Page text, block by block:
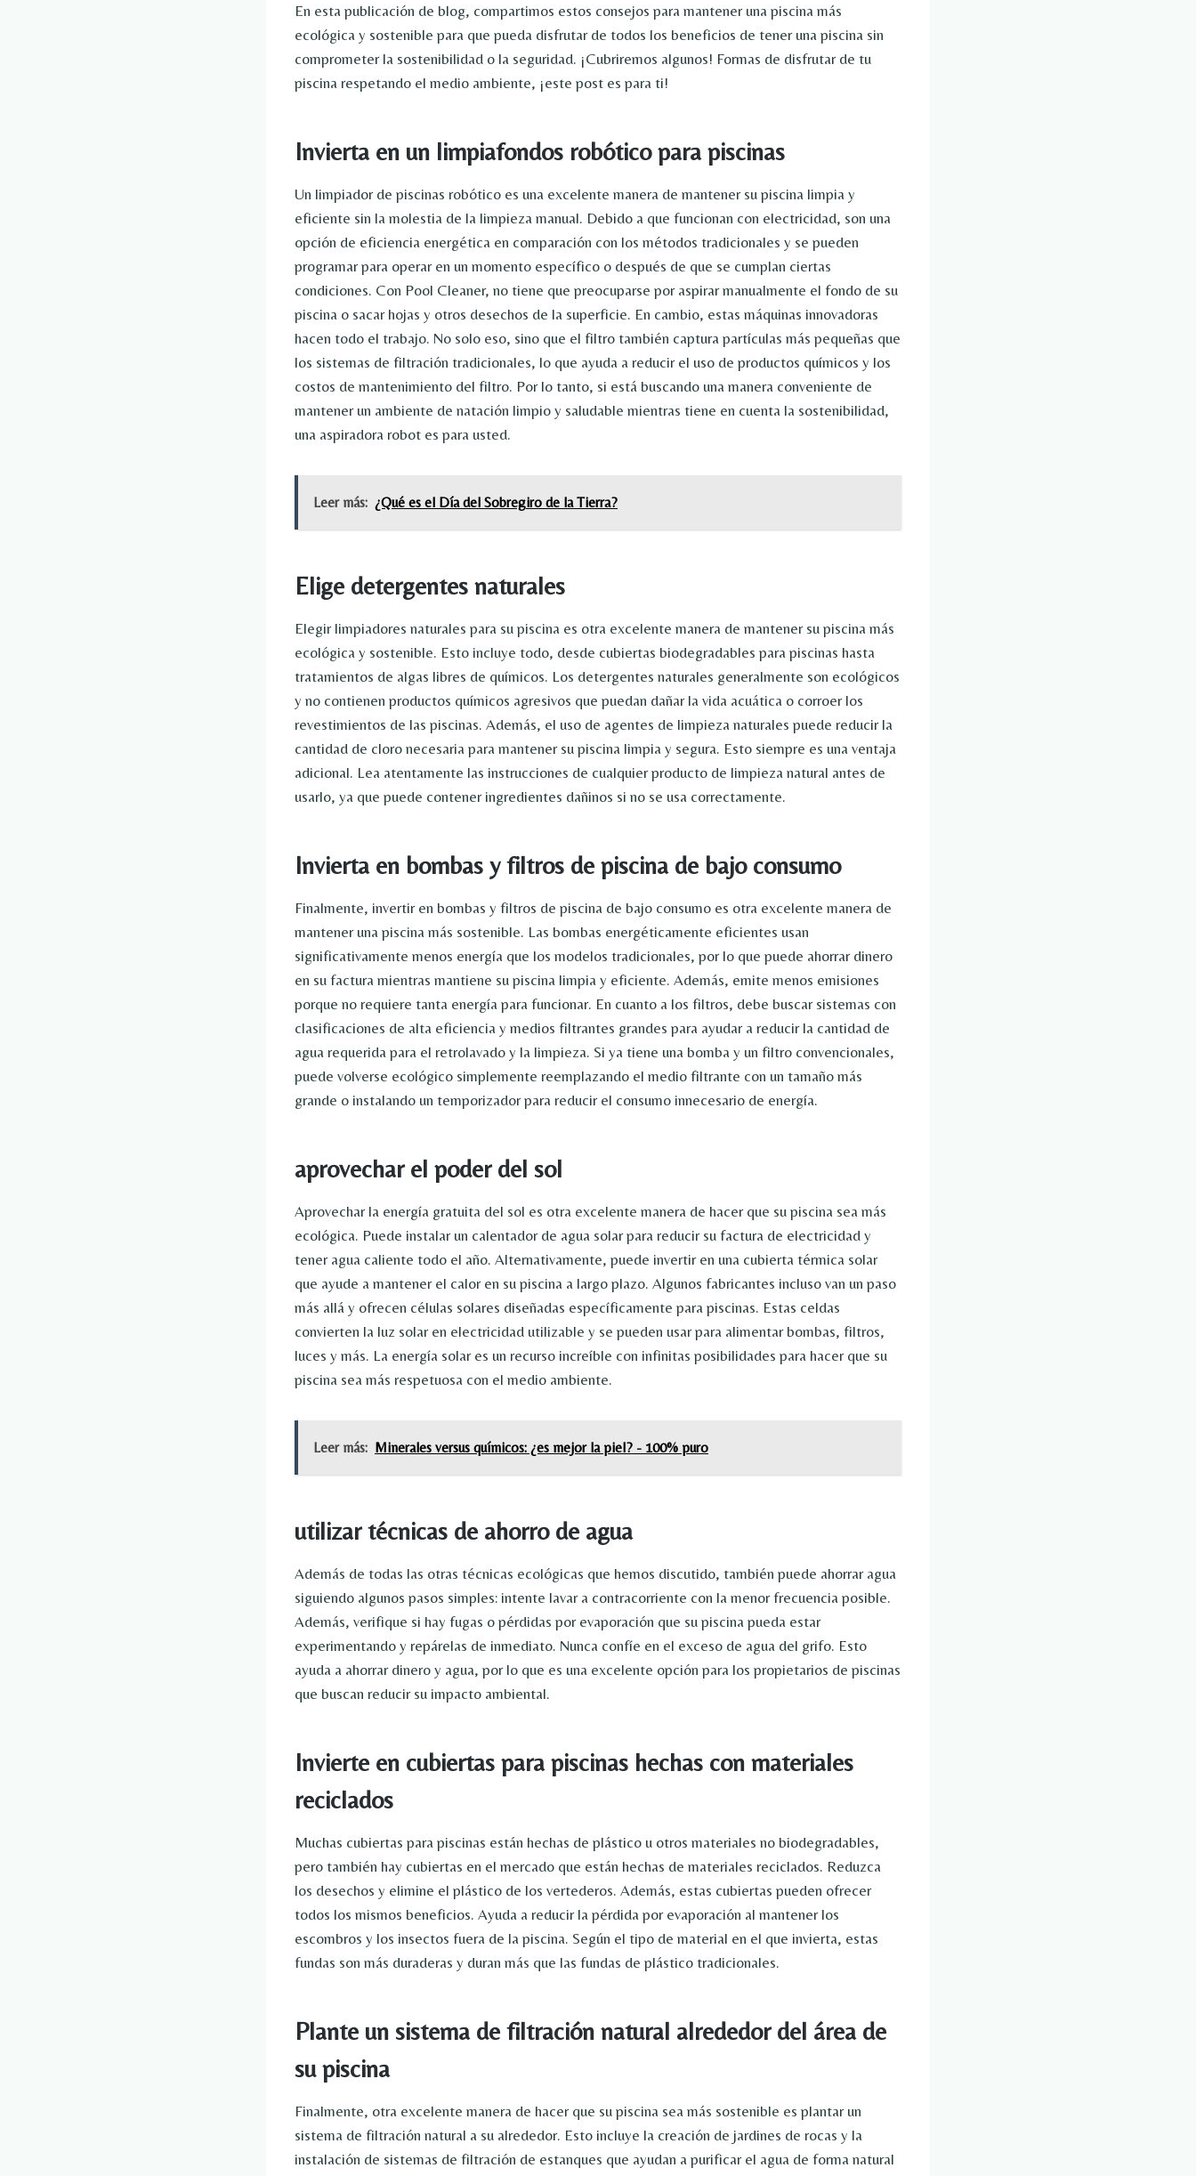
En esta publicación de blog, compartimos estos consejos para mantener una piscina más
ecológica y sostenible para que pueda disfrutar de todos los beneficios de tener una piscina sin
comprometer la sostenibilidad o la seguridad. ¡Cubriremos algunos! Formas de disfrutar de tu
piscina respetando el medio ambiente, ¡este post es para ti!
Invierta en un limpiafondos robótico para piscinas
Un limpiador de piscinas robótico es una excelente manera de mantener su piscina limpia y
eficiente sin la molestia de la limpieza manual. Debido a que funcionan con electricidad, son una
opción de eficiencia energética en comparación con los métodos tradicionales y se pueden
programar para operar en un momento específico o después de que se cumplan ciertas
condiciones. Con Pool Cleaner, no tiene que preocuparse por aspirar manualmente el fondo de su
piscina o sacar hojas y otros desechos de la superficie. En cambio, estas máquinas innovadoras
hacen todo el trabajo. No solo eso, sino que el filtro también captura partículas más pequeñas que
los sistemas de filtración tradicionales, lo que ayuda a reducir el uso de productos químicos y los
costos de mantenimiento del filtro. Por lo tanto, si está buscando una manera conveniente de
mantener un ambiente de natación limpio y saludable mientras tiene en cuenta la sostenibilidad,
una aspiradora robot es para usted.
Leer más: ¿Qué es el Día del Sobregiro de la Tierra?
Elige detergentes naturales
Elegir limpiadores naturales para su piscina es otra excelente manera de mantener su piscina más
ecológica y sostenible. Esto incluye todo, desde cubiertas biodegradables para piscinas hasta
tratamientos de algas libres de químicos. Los detergentes naturales generalmente son ecológicos
y no contienen productos químicos agresivos que puedan dañar la vida acuática o corroer los
revestimientos de las piscinas. Además, el uso de agentes de limpieza naturales puede reducir la
cantidad de cloro necesaria para mantener su piscina limpia y segura. Esto siempre es una ventaja
adicional. Lea atentamente las instrucciones de cualquier producto de limpieza natural antes de
usarlo, ya que puede contener ingredientes dañinos si no se usa correctamente.
Invierta en bombas y filtros de piscina de bajo consumo
Finalmente, invertir en bombas y filtros de piscina de bajo consumo es otra excelente manera de
mantener una piscina más sostenible. Las bombas energéticamente eficientes usan
significativamente menos energía que los modelos tradicionales, por lo que puede ahorrar dinero
en su factura mientras mantiene su piscina limpia y eficiente. Además, emite menos emisiones
porque no requiere tanta energía para funcionar. En cuanto a los filtros, debe buscar sistemas con
clasificaciones de alta eficiencia y medios filtrantes grandes para ayudar a reducir la cantidad de
agua requerida para el retrolavado y la limpieza. Si ya tiene una bomba y un filtro convencionales,
puede volverse ecológico simplemente reemplazando el medio filtrante con un tamaño más
grande o instalando un temporizador para reducir el consumo innecesario de energía.
aprovechar el poder del sol
Aprovechar la energía gratuita del sol es otra excelente manera de hacer que su piscina sea más
ecológica. Puede instalar un calentador de agua solar para reducir su factura de electricidad y
tener agua caliente todo el año. Alternativamente, puede invertir en una cubierta térmica solar
que ayude a mantener el calor en su piscina a largo plazo. Algunos fabricantes incluso van un paso
más allá y ofrecen células solares diseñadas específicamente para piscinas. Estas celdas
convierten la luz solar en electricidad utilizable y se pueden usar para alimentar bombas, filtros,
luces y más. La energía solar es un recurso increíble con infinitas posibilidades para hacer que su
piscina sea más respetuosa con el medio ambiente.
Leer más: Minerales versus químicos: ¿es mejor la piel? - 100% puro
utilizar técnicas de ahorro de agua
Además de todas las otras técnicas ecológicas que hemos discutido, también puede ahorrar agua
siguiendo algunos pasos simples: intente lavar a contracorriente con la menor frecuencia posible.
Además, verifique si hay fugas o pérdidas por evaporación que su piscina pueda estar
experimentando y repárelas de inmediato. Nunca confíe en el exceso de agua del grifo. Esto
ayuda a ahorrar dinero y agua, por lo que es una excelente opción para los propietarios de piscinas
que buscan reducir su impacto ambiental.
Invierte en cubiertas para piscinas hechas con materiales
reciclados
Muchas cubiertas para piscinas están hechas de plástico u otros materiales no biodegradables,
pero también hay cubiertas en el mercado que están hechas de materiales reciclados. Reduzca
los desechos y elimine el plástico de los vertederos. Además, estas cubiertas pueden ofrecer
todos los mismos beneficios. Ayuda a reducir la pérdida por evaporación al mantener los
escombros y los insectos fuera de la piscina. Según el tipo de material en el que invierta, estas
fundas son más duraderas y duran más que las fundas de plástico tradicionales.
Plante un sistema de filtración natural alrededor del área de
su piscina
Finalmente, otra excelente manera de hacer que su piscina sea más sostenible es plantar un
sistema de filtración natural a su alrededor. Esto incluye la creación de jardines de rocas y la
instalación de sistemas de filtración de estanques que ayudan a purificar el agua de forma natural